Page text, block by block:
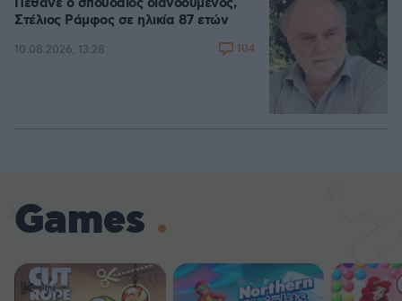
Πέθανε ο σπουδαίος διανοούμενος,
Στέλιος Ράμφος σε ηλικία 87 ετών
10.08.2026, 13:28 104
Games